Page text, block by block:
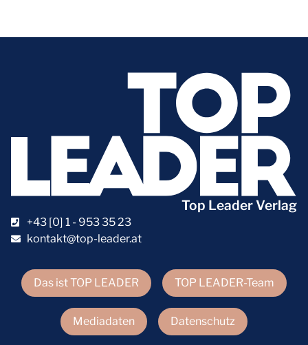
Das ist TOP LEADER TOP LEADER-Team
Mediadaten Datenschutz
Top Leader Verlag
+43 [0] 1 - 953 35 23
kontakt@top-leader.at